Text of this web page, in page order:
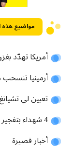
مواضيع هذه
أمريكا تهدّد
أرمينيا
تعيين لي
4 شهداء بتفجير إرهابي شمال أفغانستان
أخبار قصيرة